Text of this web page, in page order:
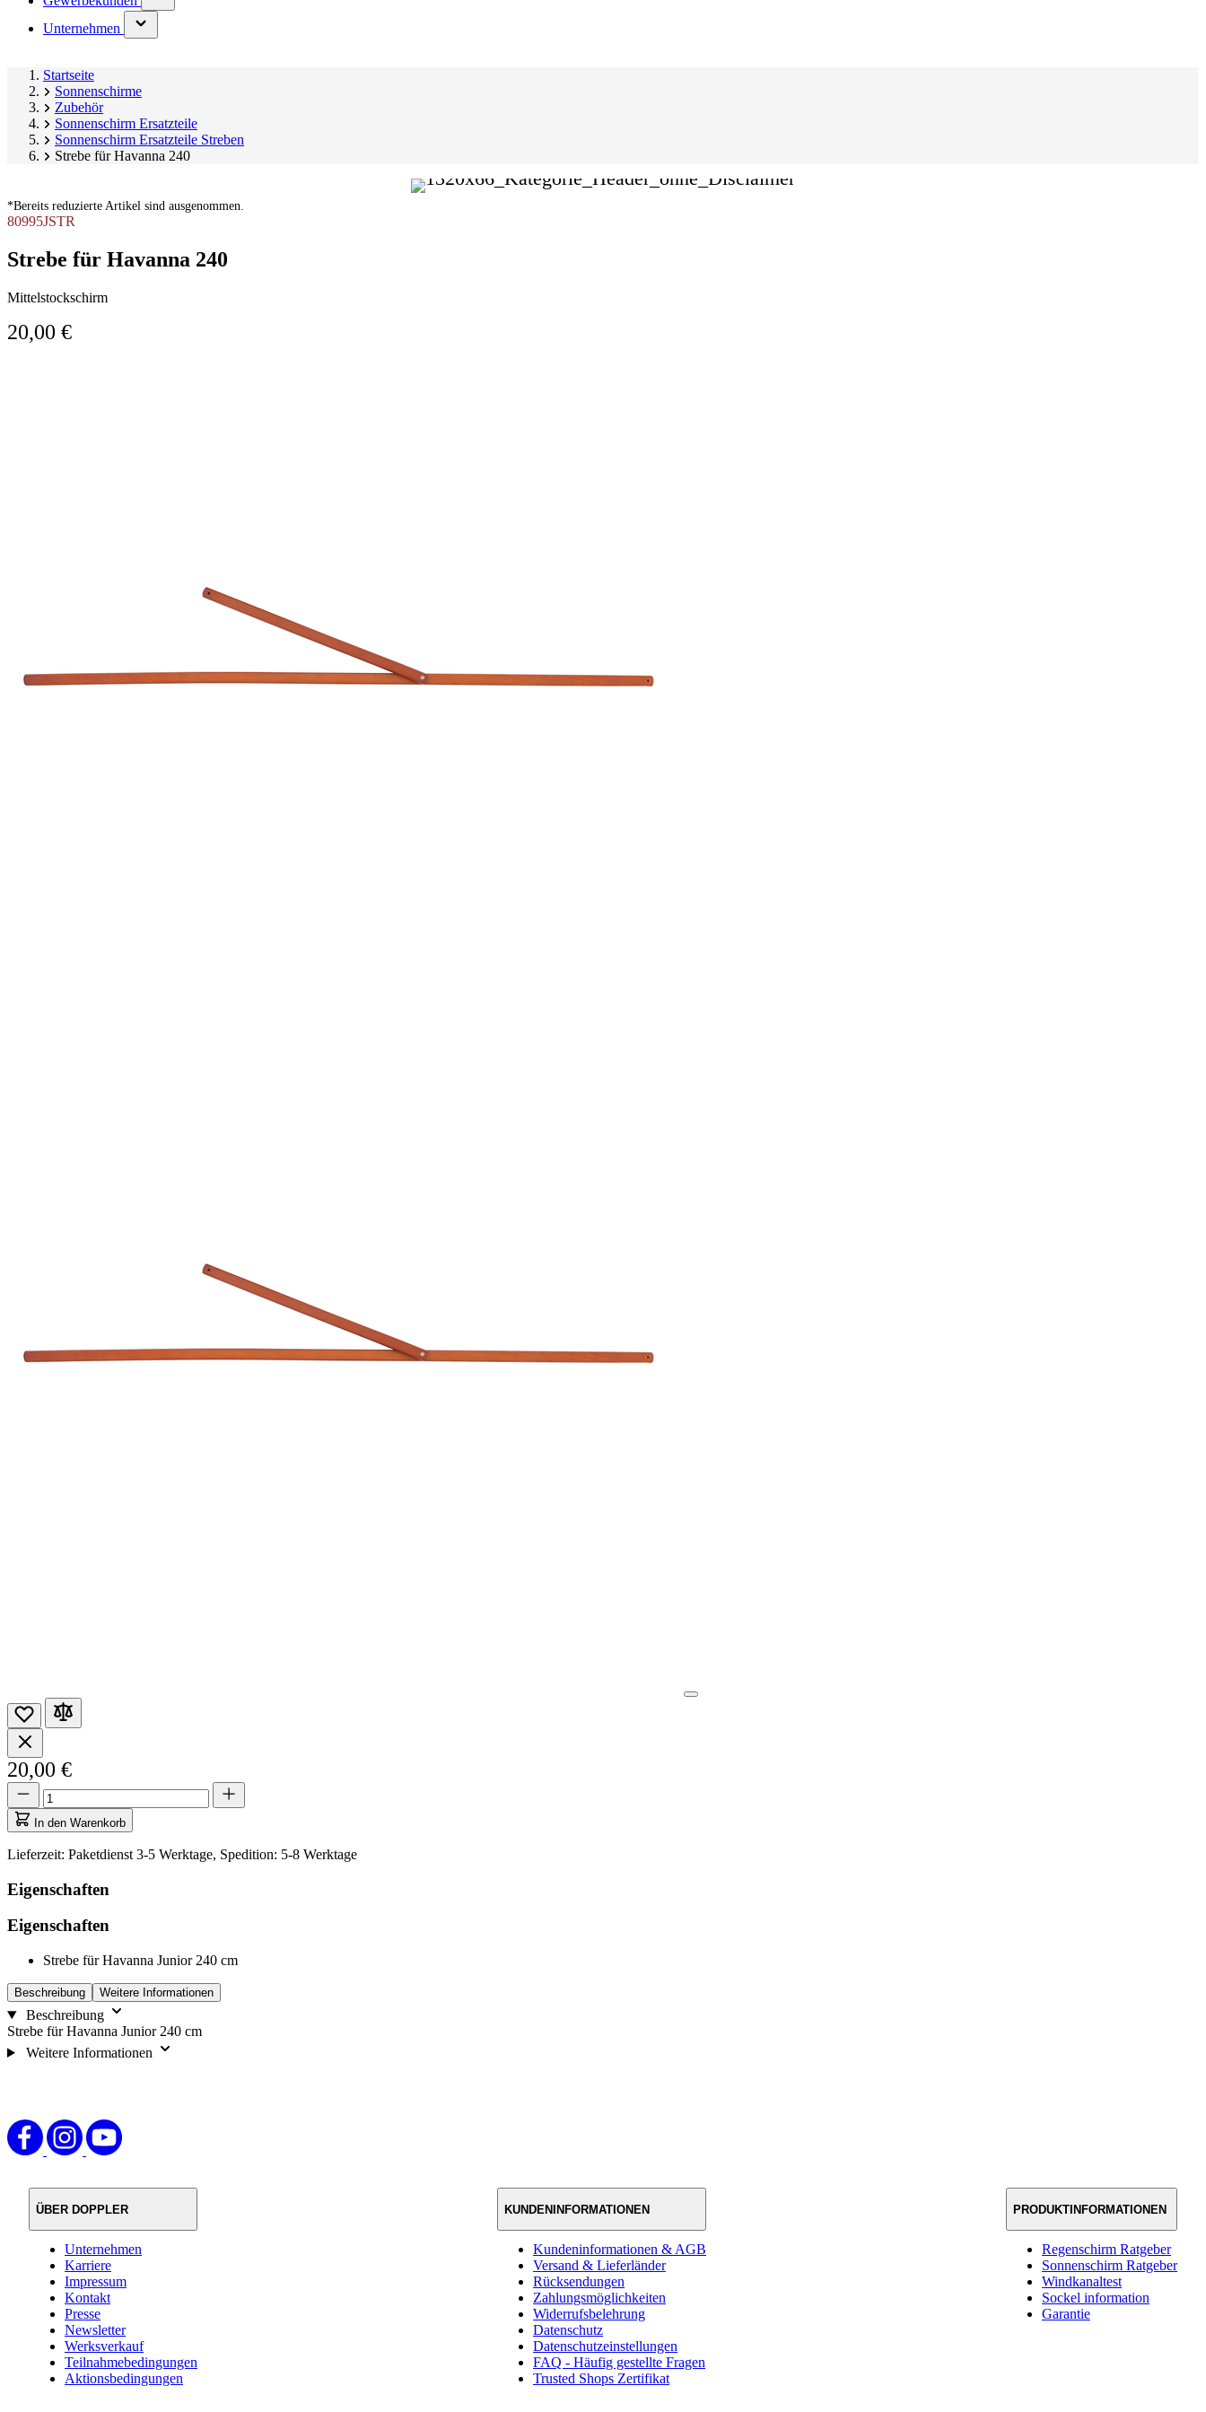
submenu)
Unternehmen
(has
submenu)
Startseite
Sonnenschirme
Zubehör
Sonnenschirm Ersatzteile
Sonnenschirm Ersatzteile Streben
Strebe für Havanna 240
*Bereits reduzierte Artikel sind ausgenommen.
80995JSTR
Strebe für Havanna 240
Mittelstockschirm
20,00 €
20,00 €
Menge
aktualisiert
auf
1
Menge
In den Warenkorb
Lieferzeit: Paketdienst 3-5 Werktage, Spedition: 5-8 Werktage
Eigenschaften
Eigenschaften
Strebe für Havanna Junior 240 cm
Beschreibung Weitere Informationen
Beschreibung
Strebe für Havanna Junior 240 cm
Weitere Informationen
ÜBER DOPPLER
Unternehmen
Karriere
Impressum
Kontakt
Presse
Newsletter
Werksverkauf
Teilnahmebedingungen
Aktionsbedingungen
KUNDENINFORMATIONEN
Kundeninformationen & AGB
Versand & Lieferländer
Rücksendungen
Zahlungsmöglichkeiten
Widerrufsbelehrung
Datenschutz
Datenschutzeinstellungen
FAQ - Häufig gestellte Fragen
Trusted Shops Zertifikat
PRODUKTINFORMATIONEN
Regenschirm Ratgeber
Sonnenschirm Ratgeber
Windkanaltest
Sockel information
Garantie